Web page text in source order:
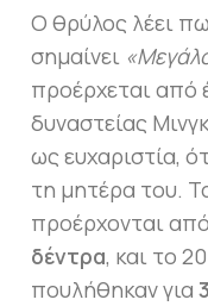
Ο θρύλος λέει
σημαίνει
προέρχεται από
δυναστείας
ως ευχαριστία,
τη μητέρα του.
προέρχονται από
δέντρα, και το
πουλήθηκαν για